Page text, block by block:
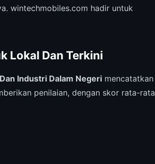
wintechmobiles.com hadir untuk
Lokal Dan Terkini
Industri Dalam Negeri mencatatkan
penilaian, dengan skor rata-rata